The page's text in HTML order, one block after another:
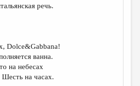
речь.
Dolce&Gabbana!
ванна.
на небесах
Шесть на часах.